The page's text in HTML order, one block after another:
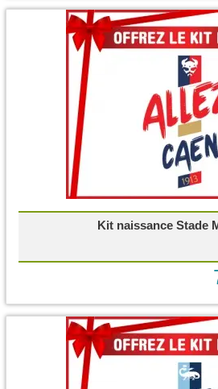
Kit naissance Stade